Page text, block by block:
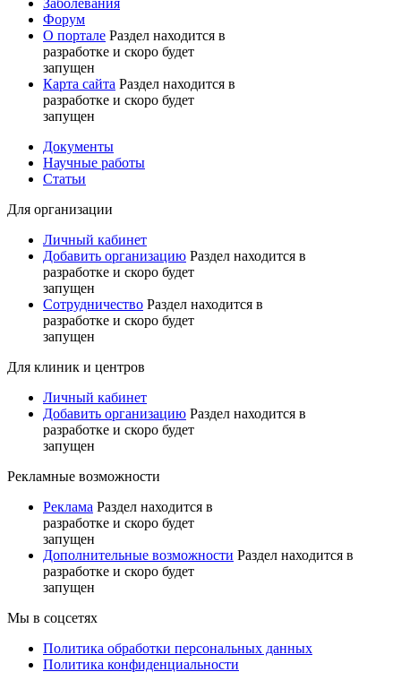
Заболевания
Форум
О портале Раздел находится в
разработке и скоро будет
запущен
Карта сайта Раздел находится в
разработке и скоро будет
запущен
Документы
Научные работы
Статьи
Для организации
Личный кабинет
Добавить организацию Раздел находится в
разработке и скоро будет
запущен
Сотрудничество Раздел находится в
разработке и скоро будет
запущен
Для клиник и центров
Личный кабинет
Добавить организацию Раздел находится в
разработке и скоро будет
запущен
Рекламные возможности
Реклама Раздел находится в
разработке и скоро будет
запущен
Дополнительные возможности Раздел находится в
разработке и скоро будет
запущен
Мы в соцсетях
Политика обработки персональных данных
Политика конфиденциальности